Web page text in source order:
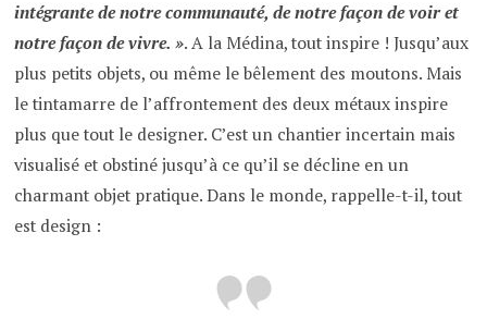
intégrante de notre communauté, de notre façon de voir et
notre façon de vivre. ». A la Médina, tout inspire ! Jusqu’aux
plus petits objets, ou même le bêlement des moutons. Mais
le tintamarre de l’affrontement des deux métaux inspire
plus que tout le designer. C’est un chantier incertain mais
visualisé et obstiné jusqu’à ce qu’il se décline en un
charmant objet pratique. Dans le monde, rappelle-t-il, tout
est design :